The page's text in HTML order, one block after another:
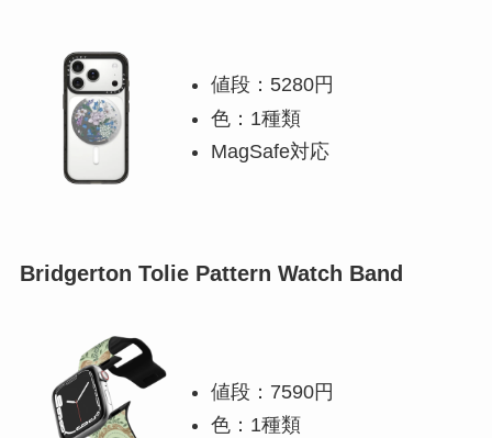
値段：5280円
色：1種類
MagSafe対応
Bridgerton Tolie Pattern Watch Band
値段：7590円
色：1種類